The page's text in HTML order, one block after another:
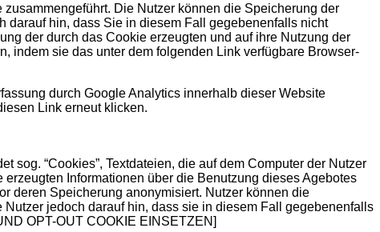
Die Nutzer können die Speicherung der
darauf hin, dass Sie in diesem Fall gegebenenfalls nicht
der durch das Cookie erzeugten und auf ihre Nutzung der
indem sie das unter dem folgenden Link verfügbare Browser-
durch Google Analytics innerhalb dieser Website
Link erneut klicken.
sog. “Cookies”, Textdateien, die auf dem Computer der Nutzer
Informationen über die Benutzung dieses Agebotes
deren Speicherung anonymisiert. Nutzer können die
jedoch darauf hin, dass sie in diesem Fall gegebenenfalls
OPT-OUT COOKIE EINSETZEN]